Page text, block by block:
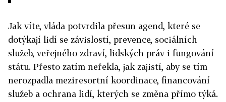
Jak víte, vláda potvrdila přesun agend, které se
dotýkají lidí se závislostí, prevence, sociálních
služeb, veřejného zdraví, lidských práv i fungování
státu. Přesto zatím neřekla, jak zajistí, aby se tím
nerozpadla meziresortní koordinace, financování
služeb a ochrana lidí, kterých se změna přímo týká.